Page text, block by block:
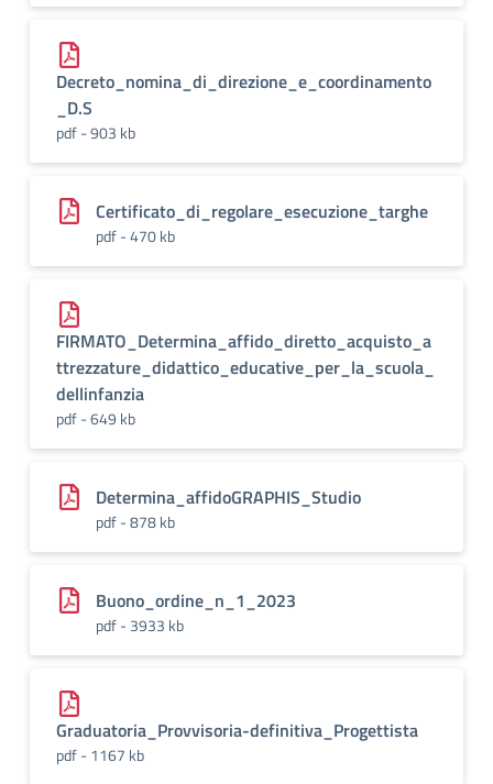
Decreto_nomina_di_direzione_e_coordinamento
_D.S
pdf - 903 kb
Certificato_di_regolare_esecuzione_targhe
pdf - 470 kb
FIRMATO_Determina_affido_diretto_acquisto_a
ttrezzature_didattico_educative_per_la_scuola_
dellinfanzia
pdf - 649 kb
Determina_affidoGRAPHIS_Studio
pdf - 878 kb
Buono_ordine_n_1_2023
pdf - 3933 kb
Graduatoria_Provvisoria-definitiva_Progettista
pdf - 1167 kb